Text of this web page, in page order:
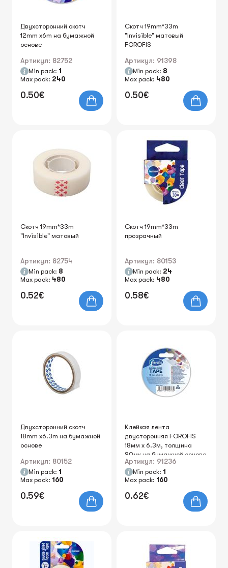
Двухсторонний скотч
12mm x6m на бумажной
основе
Артикул: 82752
Min pack: 1
Max pack: 240
0.50€
Скотч 19mm*33m
"Invisible" матовый
FOROFIS
Артикул: 91398
Min pack: 8
Max pack: 480
0.50€
Скотч 19mm*33m
"Invisible" матовый
Артикул: 82754
Min pack: 8
Max pack: 480
0.52€
Скотч 19mm*33m
прозрачный
Артикул: 80153
Min pack: 24
Max pack: 480
0.58€
Двухсторонний скотч
18mm x6.3m на бумажной
основе
Артикул: 80152
Min pack: 1
Max pack: 160
0.59€
Клейкая лента
двусторонняя FOROFIS
18мм х 6.3м, толщина
80мк на бумажной основе
Артикул: 91236
Min pack: 1
Max pack: 160
0.62€